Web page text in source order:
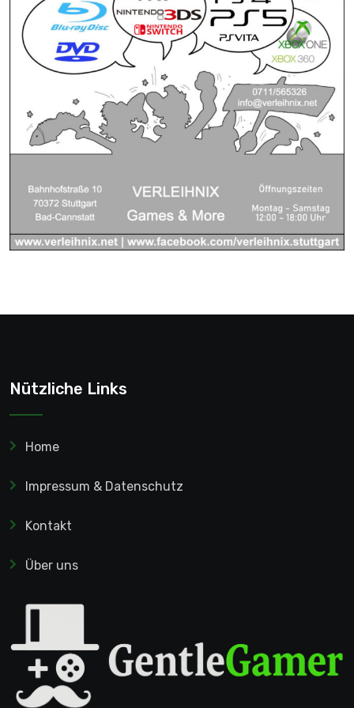
Nützliche Links
Home
Impressum & Datenschutz
Kontakt
Über uns